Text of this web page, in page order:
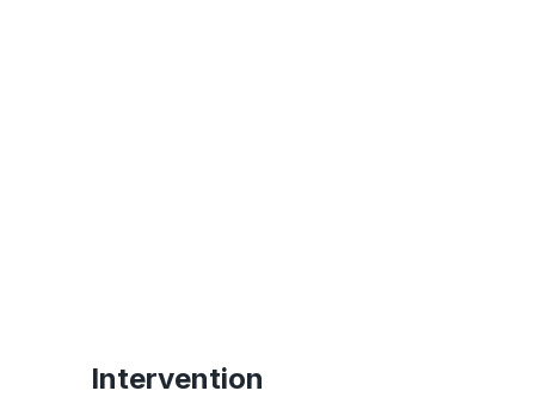
Intervention